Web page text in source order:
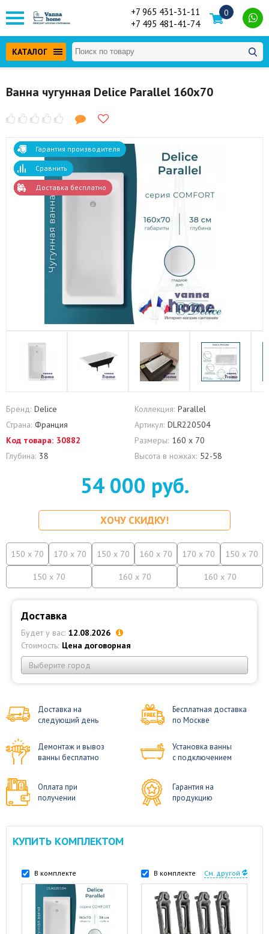
+7 965 431-31-11
+7 495 481-41-74
0
КАТАЛОГ
Ванна чугунная Delice Parallel 160x70
Гарантия производителя
Сравнить
Доставка бесплатно
Бренд: Delice Коллекция: Parallel
Страна: Франция Артикул: DLR220504
Код товара: 30882 Размеры: 160 х 70
Глубина: 38 Высота в ножках: 52-58
54 000 руб.
ХОЧУ СКИДКУ!
150 x 70 170 x 70 150 x 70 160 x 70 170 x 70 150 x 70
150 x 70 160 x 70 160 x 70
Доставка
Будет у вас: 12.08.2026
Стоимость: Цена договорная
Выберите город
Доставка на
следующий день
Бесплатная доставка
по Москве
Демонтаж и вывоз
ванны бесплатно
Установка ванны
с подключением
Оплата при
получении
Гарантия на
продукцию
КУПИТЬ КОМПЛЕКТОМ
В комплекте В комплекте См. другой